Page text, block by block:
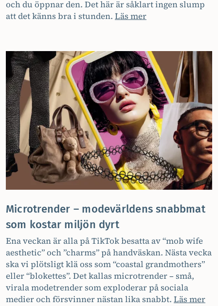
och du öppnar den. Det här är såklart ingen slump
att det känns bra i stunden. Läs mer
Microtrender – modevärldens snabbmat
som kostar miljön dyrt
Ena veckan är alla på TikTok besatta av “mob wife
aesthetic” och ”charms” på handväskan. Nästa vecka
ska vi plötsligt klä oss som “coastal grandmothers”
eller “blokettes”. Det kallas microtrender – små,
virala modetrender som exploderar på sociala
medier och försvinner nästan lika snabbt. Läs mer